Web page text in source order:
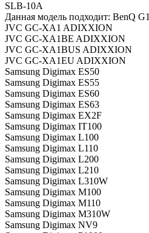
SLB-10A
Данная модель подходит: BenQ G1
JVC GC-XA1 ADIXXION
JVC GC-XA1BE ADIXXION
JVC GC-XA1BUS ADIXXION
JVC GC-XA1EU ADIXXION
Samsung Digimax ES50
Samsung Digimax ES55
Samsung Digimax ES60
Samsung Digimax ES63
Samsung Digimax EX2F
Samsung Digimax IT100
Samsung Digimax L100
Samsung Digimax L110
Samsung Digimax L200
Samsung Digimax L210
Samsung Digimax L310W
Samsung Digimax M100
Samsung Digimax M110
Samsung Digimax M310W
Samsung Digimax NV9